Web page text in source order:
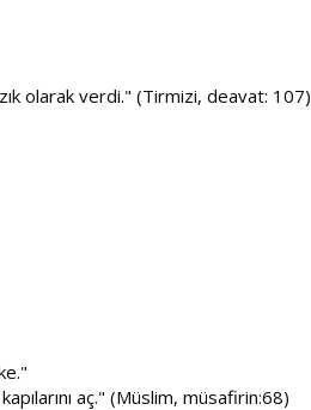
olarak verdi." (Tirmizi, deavat: 107)
aç." (Müslim, müsafirin:68)